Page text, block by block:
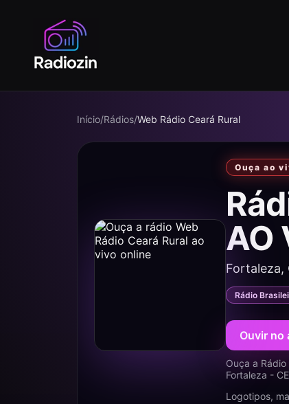
Início/Rádios/Web Rádio Ceará Rural
Ouça ao
AO
Fortaleza,
Rádio
Ouvir no
Ouça a
Fortaleza -
Logotipos,